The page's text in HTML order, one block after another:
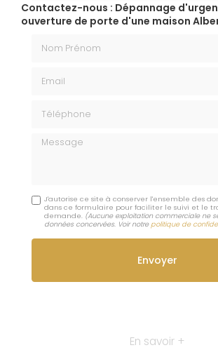
Contactez-nous : Dépannage
ouverture de porte d'une maison
Message
J'autorise ce site à conserver l'ensemble des
dans ce formulaire pour faciliter le suivi et le
demande. (Aucune exploitation commerciale ne
données concervées. Voir notre politique de
En savoir +